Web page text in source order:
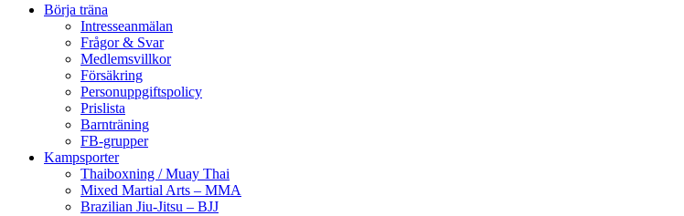
Börja träna
Intresseanmälan
Frågor & Svar
Medlemsvillkor
Försäkring
Personuppgiftspolicy
Prislista
Barnträning
FB-grupper
Kampsporter
Thaiboxning / Muay Thai
Mixed Martial Arts – MMA
Brazilian Jiu-Jitsu – BJJ